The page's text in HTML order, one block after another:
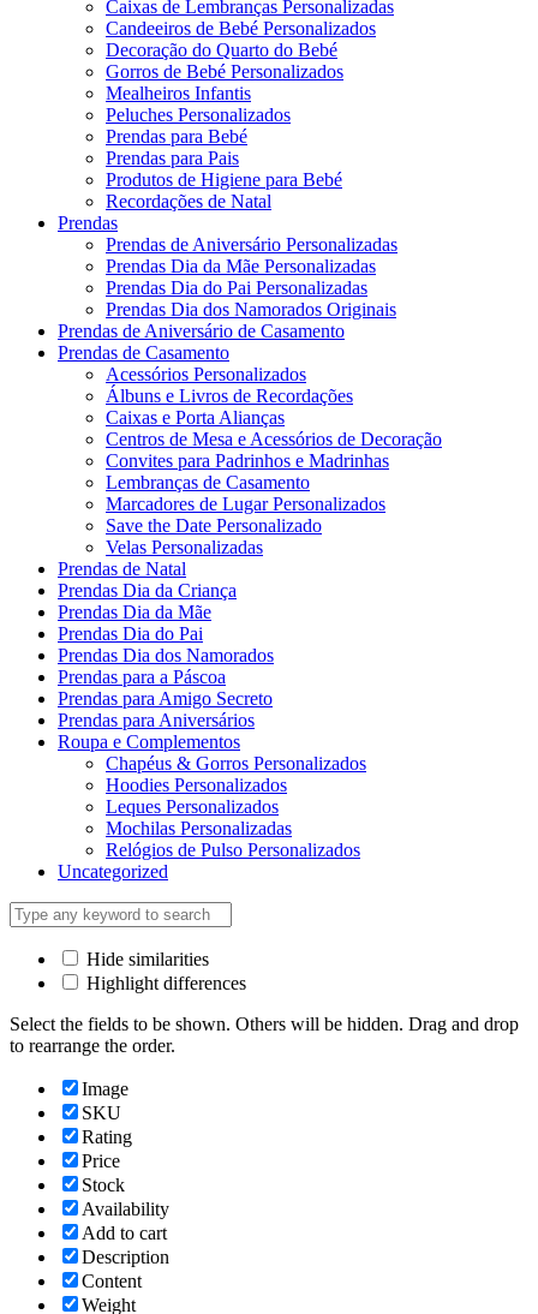
Caixas de Lembranças Personalizadas
Candeeiros de Bebé Personalizados
Decoração do Quarto do Bebé
Gorros de Bebé Personalizados
Mealheiros Infantis
Peluches Personalizados
Prendas para Bebé
Prendas para Pais
Produtos de Higiene para Bebé
Recordações de Natal
Prendas
Prendas de Aniversário Personalizadas
Prendas Dia da Mãe Personalizadas
Prendas Dia do Pai Personalizadas
Prendas Dia dos Namorados Originais
Prendas de Aniversário de Casamento
Prendas de Casamento
Acessórios Personalizados
Álbuns e Livros de Recordações
Caixas e Porta Alianças
Centros de Mesa e Acessórios de Decoração
Convites para Padrinhos e Madrinhas
Lembranças de Casamento
Marcadores de Lugar Personalizados
Save the Date Personalizado
Velas Personalizadas
Prendas de Natal
Prendas Dia da Criança
Prendas Dia da Mãe
Prendas Dia do Pai
Prendas Dia dos Namorados
Prendas para a Páscoa
Prendas para Amigo Secreto
Prendas para Aniversários
Roupa e Complementos
Chapéus & Gorros Personalizados
Hoodies Personalizados
Leques Personalizados
Mochilas Personalizadas
Relógios de Pulso Personalizados
Uncategorized
Hide similarities
Highlight differences
Select the fields to be shown. Others will be hidden. Drag and drop
to rearrange the order.
Image
SKU
Rating
Price
Stock
Availability
Add to cart
Description
Content
Weight